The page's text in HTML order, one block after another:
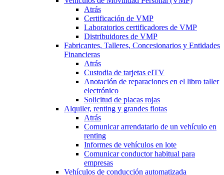
Atrás
Certificación de VMP
Laboratorios certificadores de VMP
Distribuidores de VMP
Fabricantes, Talleres, Concesionarios y Entidades
Financieras
Atrás
Custodia de tarjetas eITV
Anotación de reparaciones en el libro taller
electrónico
Solicitud de placas rojas
Alquiler, renting y grandes flotas
Atrás
Comunicar arrendatario de un vehículo en
renting
Informes de vehículos en lote
Comunicar conductor habitual para
empresas
Vehículos de conducción automatizada